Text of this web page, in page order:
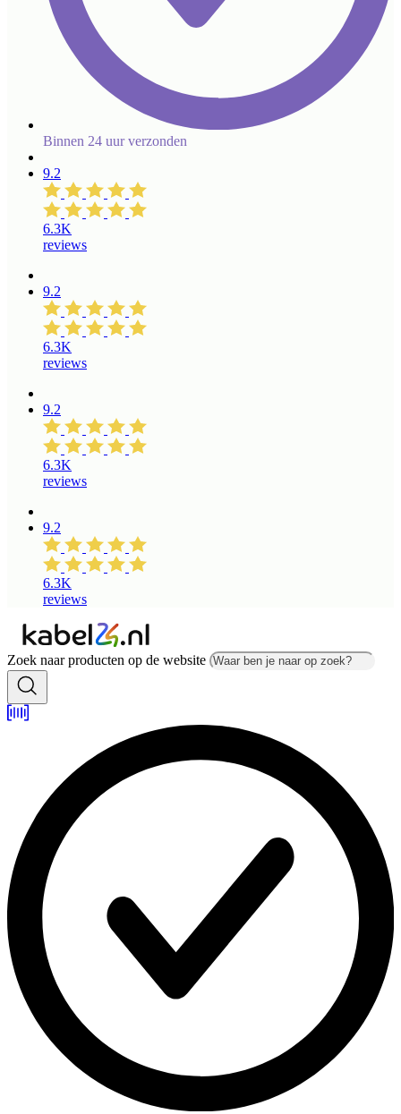
Binnen 24 uur verzonden
9.2
6.3K
reviews
9.2
6.3K
reviews
9.2
6.3K
reviews
9.2
6.3K
reviews
Zoek naar producten op de website